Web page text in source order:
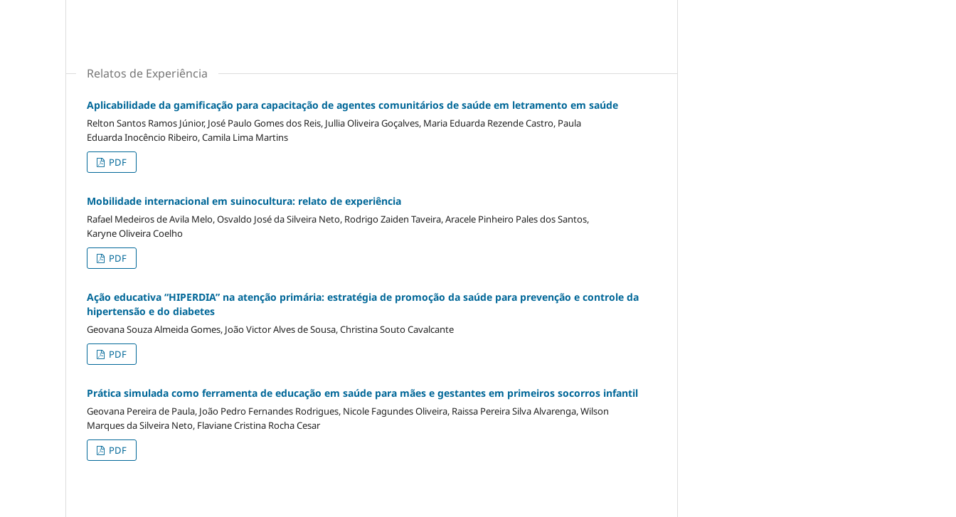
Relatos de Experiência
Aplicabilidade da gamificação para capacitação de agentes comunitários de saúde em letramento em saúde
Relton Santos Ramos Júnior, José Paulo Gomes dos Reis, Jullia Oliveira Goçalves, Maria Eduarda Rezende Castro, Paula
Eduarda Inocêncio Ribeiro, Camila Lima Martins
PDF
Mobilidade internacional em suinocultura: relato de experiência
Rafael Medeiros de Avila Melo, Osvaldo José da Silveira Neto, Rodrigo Zaiden Taveira, Aracele Pinheiro Pales dos Santos,
Karyne Oliveira Coelho
PDF
Ação educativa “HIPERDIA” na atenção primária: estratégia de promoção da saúde para prevenção e controle da
hipertensão e do diabetes
Geovana Souza Almeida Gomes, João Victor Alves de Sousa, Christina Souto Cavalcante
PDF
Prática simulada como ferramenta de educação em saúde para mães e gestantes em primeiros socorros infantil
Geovana Pereira de Paula, João Pedro Fernandes Rodrigues, Nicole Fagundes Oliveira, Raissa Pereira Silva Alvarenga, Wilson
Marques da Silveira Neto, Flaviane Cristina Rocha Cesar
PDF